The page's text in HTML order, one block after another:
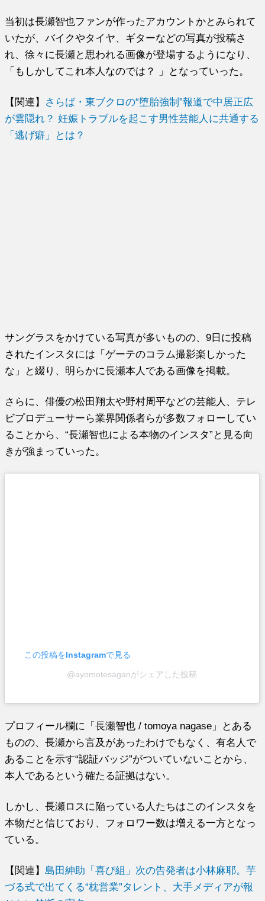
当初は長瀬智也ファンが作ったアカウントかとみられて
いたが、バイクやタイヤ、ギターなどの写真が投稿さ
れ、徐々に長瀬と思われる画像が登場するようになり、
「もしかしてこれ本人なのでは？ 」となっていった。
【関連】 さらば・東ブクロの“堕胎強制”報道で中居正広
が雲隠れ？ 妊娠トラブルを起こす男性芸能人に共通する
「逃げ癖」とは？
サングラスをかけている写真が多いものの、9日に投稿
されたインスタには「ゲーテのコラム撮影楽しかった
な」と綴り、明らかに長瀬本人である画像を掲載。
さらに、俳優の松田翔太や野村周平などの芸能人、テレ
ビプロデューサーら業界関係者らが多数フォローしてい
ることから、“長瀬智也による本物のインスタ”と見る向
きが強まっていった。
この投稿をInstagramで見る
@ayomotesaganがシェアした投稿
プロフィール欄に「長瀬智也 / tomoya nagase」とある
ものの、長瀬から言及があったわけでもなく、有名人で
あることを示す“認証バッジ”がついていないことから、
本人であるという確たる証拠はない。
しかし、長瀬ロスに陥っている人たちはこのインスタを
本物だと信じており、フォロワー数は増える一方となっ
ている。
【関連】島田紳助「喜び組」次の告発者は小林麻耶。芋
づる式で出てくる“枕営業”タレント、大手メディアが報